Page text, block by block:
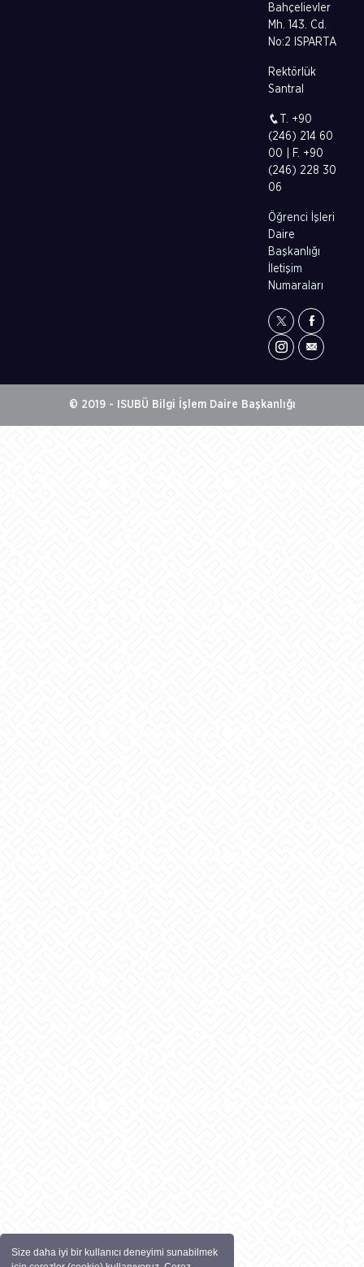
Size daha iyi bir kullanıcı deneyimi sunabilmek
Bahçelievler
Mh. 143. Cd.
No:2 ISPARTA
Rektörlük
Santral
T. +90
(246) 214 60
00 | F. +90
(246) 228 30
06
Öğrenci İşleri
Daire
Başkanlığı
İletişim
Numaraları
© 2019 - ISUBÜ Bilgi İşlem Daire Başkanlığı